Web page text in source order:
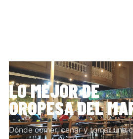
LO MEJOR DE
OROPESA DEL
Dónde comer, cenar y tomar una